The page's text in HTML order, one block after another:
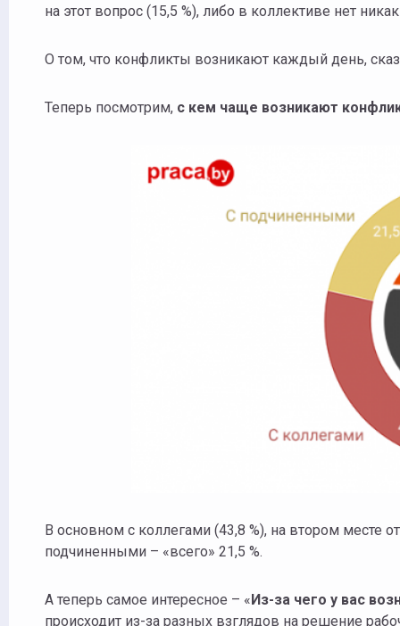
на этот вопрос (15,5 %), либо в коллективе нет
О том, что конфликты возникают каждый день,
Теперь посмотрим, с кем чаще возникают
В основном с коллегами (43,8 %), на втором месте
подчиненными – «всего» 21,5 %.
А теперь самое интересное – «Из-за чего у вас
происходит из-за разных взглядов на решение